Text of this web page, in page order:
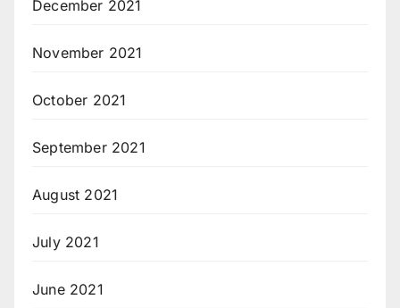
December 2021
November 2021
October 2021
September 2021
August 2021
July 2021
June 2021